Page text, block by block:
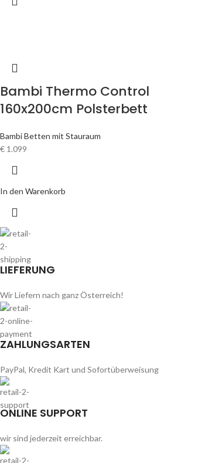
Bambi Thermo Control
160x200cm Polsterbett
Bambi Betten mit Stauraum
€ 1.099
In den Warenkorb
LIEFERUNG
Wir Liefern nach ganz Österreich!
ZAHLUNGSARTEN
PayPal, Kredit Kart und Sofortüberweisung
ONLINE SUPPORT
wir sind jederzeit erreichbar.